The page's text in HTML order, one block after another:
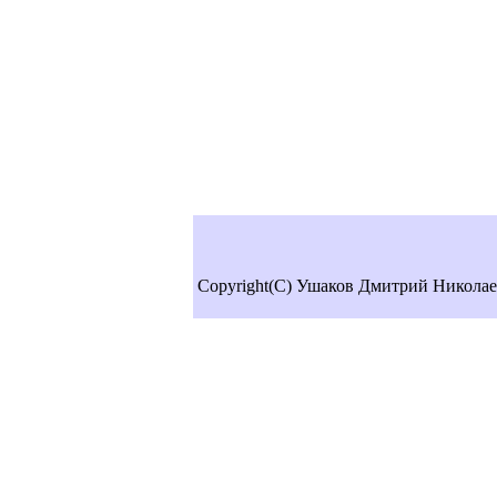
Copyright(C) Ушаков Дмитрий